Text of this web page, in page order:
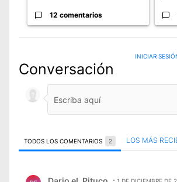
12 comentarios
Conversación
INICIAR
TODOS LOS COMENTARIOS 2 LOS MÁS